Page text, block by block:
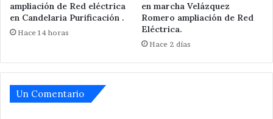
ampliación de Red eléctrica
en Candelaria Purificación .
Hace 14 horas
en marcha Velázquez
Romero ampliación de Red
Eléctrica.
Hace 2 días
Un Comentario